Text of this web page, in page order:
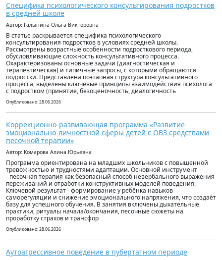
Специфика психологического консультирования подростков
в средней школе
Автор: Галынина Ольга Викторовна
В статье раскрывается специфика психологического
консультирования подростков в условиях средней школы.
Рассмотрены возрастные особенности подросткового периода,
обусловливающие сложность консультативного процесса.
Охарактеризованы основные задачи (диагностическая и
терапевтическая) и типичные запросы, с которыми обращаются
подростки. Представлена поэтапная структура консультативного
процесса, выделены ключевые принципы взаимодействия психолога
с подростком (принятие, безоценочность, диалогичность
Опубликовано: 28.06.2026
Коррекционно-развивающая программа «Развитие
эмоционально-личностной сферы детей с ОВЗ средствами
песочной терапии»
Автор: Комарова Алина Юрьевна
Программа ориентирована на младших школьников с повышенной
тревожностью и трудностями адаптации. Основной инструмент
- песочная терапия как безопасный способ невербального выражения
переживаний и отработки конструктивных моделей поведения.
Ключевой результат - формирование у ребёнка навыков
саморегуляции и снижение эмоционального напряжения, что создаёт
базу для успешного обучения. В занятия включены дыхательные
практики, ритуалы начала/окончания, песочные сюжеты на
проработку страхов и трансфор
Опубликовано: 28.06.2026
Аутоагрессивное поведение в пубертатном периоде